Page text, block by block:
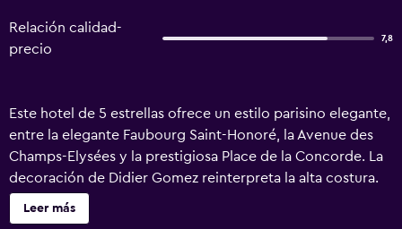
Relación calidad-
precio
7,8
Este hotel de 5 estrellas ofrece un estilo parisino elegante,
entre la elegante Faubourg Saint-Honoré, la Avenue des
Champs-Elysées y la prestigiosa Place de la Concorde. La
decoración de Didier Gomez reinterpreta la alta costura.
Descubra una colección de magníficas experiencias
gracias a habitaciones chic, elegantes suites tipo
Leer más